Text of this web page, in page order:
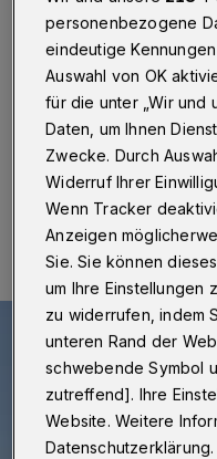
Wuppertal·Ab
Hofkamp zwischen
Am Wunderbau
Einbahnstraße in
werden.
07.05.2021 , 12:30 Uhr
personenbezogene
eindeutige
Auswahl von OK
für die unter „Wir und
Daten, um Ihnen
Zwecke. Durch
Widerruf Ihrer
Wenn Tracker
Anzeigen
Sie. Sie können
um Ihre Einstellungen
zu widerrufen, indem
unteren Rand der
schwebende Symbol
zutreffend]. Ihre
Website. Weitere
Datenschutzerklärung.